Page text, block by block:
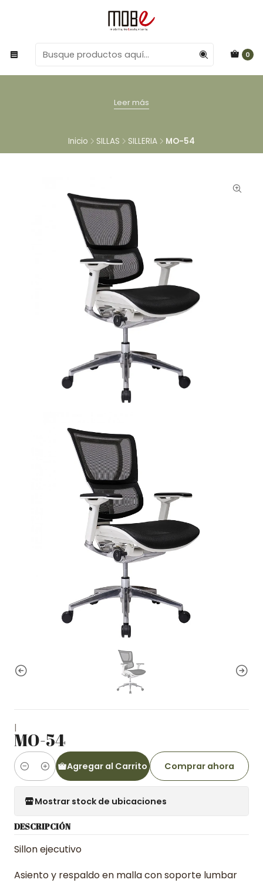
0
Leer más
Inicio SILLAS SILLERIA MO-54
|
MO-54
Cantidad
Agregar al Carrito Comprar ahora
Mostrar stock de ubicaciones
DESCRIPCIÓN
Sillon ejecutivo
Asiento y respaldo en malla con soporte lumbar